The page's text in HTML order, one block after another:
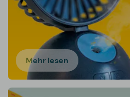
Mehr lesen